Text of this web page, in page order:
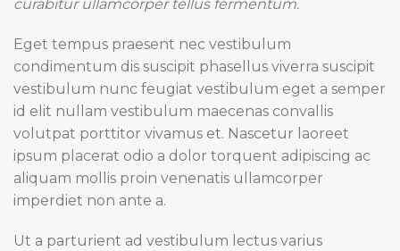
curabitur ullamcorper tellus fermentum.
Eget tempus praesent nec vestibulum
condimentum dis suscipit phasellus viverra suscipit
vestibulum nunc feugiat vestibulum eget a semper
id elit nullam vestibulum maecenas convallis
volutpat porttitor vivamus et. Nascetur laoreet
ipsum placerat odio a dolor torquent adipiscing ac
aliquam mollis proin venenatis ullamcorper
imperdiet non ante a.
Ut a parturient ad vestibulum lectus varius